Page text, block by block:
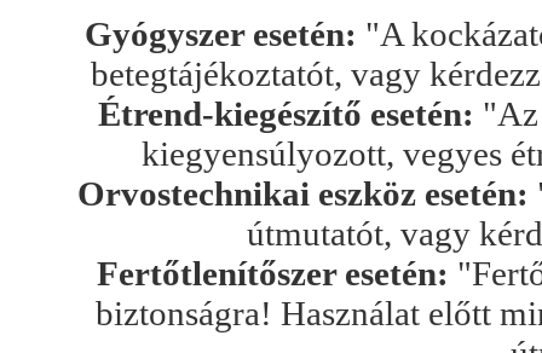
Gyógyszer esetén: "A
betegtájékoztatót, vagy
Étrend-kiegészítő esetén: "Az
kiegyensúlyozott, vegyes
Orvostechnikai eszköz esetén:
útmutatót, vagy
Fertőtlenítőszer esetén:
biztonságra! Használat előtt